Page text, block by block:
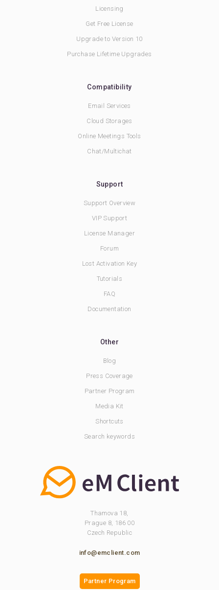
Licensing
Get Free License
Upgrade to Version 10
Purchase Lifetime Upgrades
Compatibility
Email Services
Cloud Storages
Online Meetings Tools
Chat/Multichat
Support
Support Overview
VIP Support
License Manager
Forum
Lost Activation Key
Tutorials
FAQ
Documentation
Other
Blog
Press Coverage
Partner Program
Media Kit
Shortcuts
Search keywords
Thamova 18,
Prague 8, 186 00
Czech Republic
info@emclient.com
Partner Program